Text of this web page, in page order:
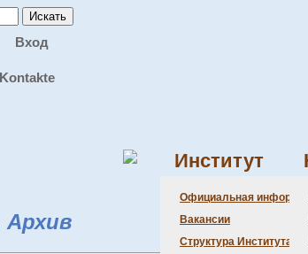
Искать
Вход
Институт
Официальная
Вакансии
Структура Института
Архив